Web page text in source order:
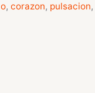
, corazon, pulsacion,